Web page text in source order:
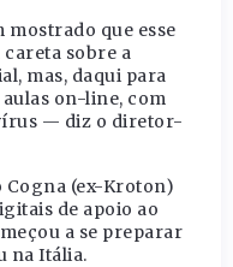
que esse
careta sobre a
mas, daqui para
on-line, com
— diz o diretor-
Cogna (ex-Kroton)
de apoio ao
a se preparar
na Itália.